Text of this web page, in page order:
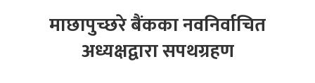
माछापुच्छरे बैंकका नवनिर्वाचित
अध्यक्षद्वारा सपथग्रहण